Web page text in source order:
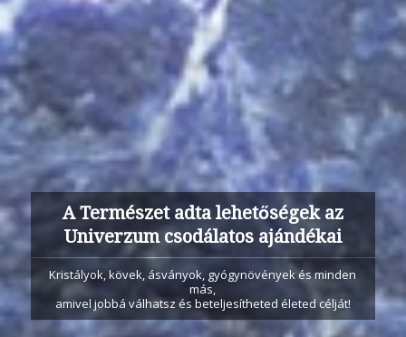
A Természet adta lehetőségek az
Univerzum csodálatos ajándékai
Kristályok, kövek, ásványok, gyógynövények és minden
más,
amivel jobbá válhatsz és beteljesítheted életed célját!